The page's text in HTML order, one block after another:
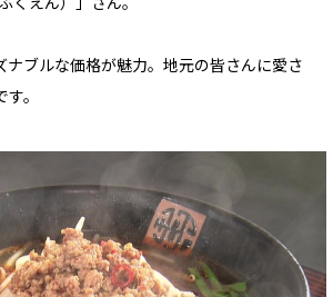
ナブルな価格が魅力。地元の皆さんに愛さ
。